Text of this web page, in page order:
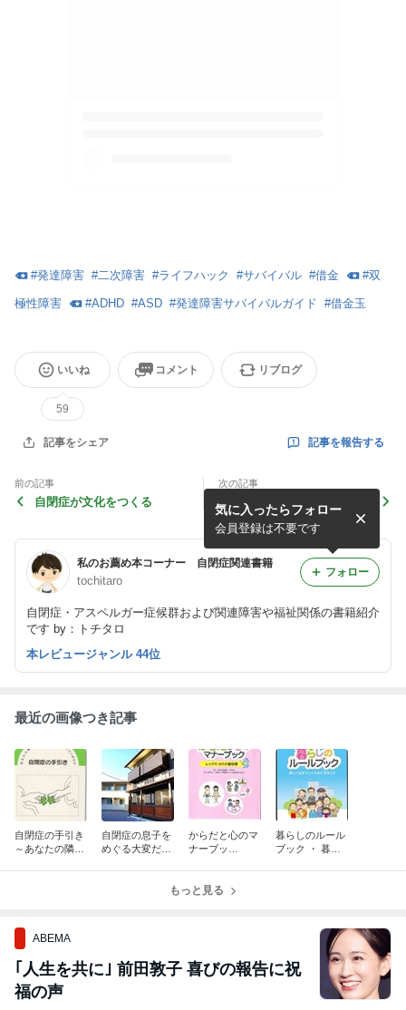
#発達障害 #二次障害 #ライフハック #サバイバル #借金 #双
極性障害 #ADHD #ASD #発達障害サバイバルガイド #借金玉
いいね
59
コメント リブログ
記事をシェア 記事を報告する
前の記事
自閉症が文化をつくる
次の記事
「発達障害かも？」という人
のための「生きづらさ」解消
ライフハック
私のお薦め本コーナー 自閉症関連書籍
tochitaro
自閉症・アスペルガー症候群および関連障害や福祉関係の書籍紹介
です by：トチタロ
気に入ったらフォロー
会員登録は不要です
フォロー
本レビュージャンル 44位
最近の画像つき記事
自閉症の手引き
～あなたの隣の
自閉症の息子を
めぐる大変だけ
からだと心のマ
ナーブッ
暮らしのルール
ブック ・ 暮ら
もっと見る
ABEMA
｢人生を共に｣ 前田敦子 喜びの報告に祝
福の声